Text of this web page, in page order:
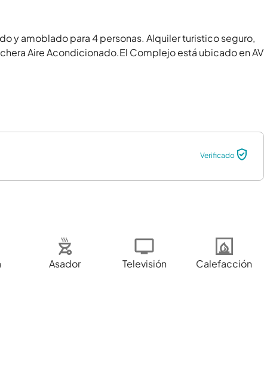
y amoblado para 4 personas. Alquiler turistico seguro,
Aire Acondicionado.El Complejo está ubicado en AV
Verificado
Asador Televisión
Calefacción